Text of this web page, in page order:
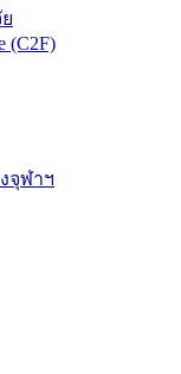
(C2F)
จุฬาฯ